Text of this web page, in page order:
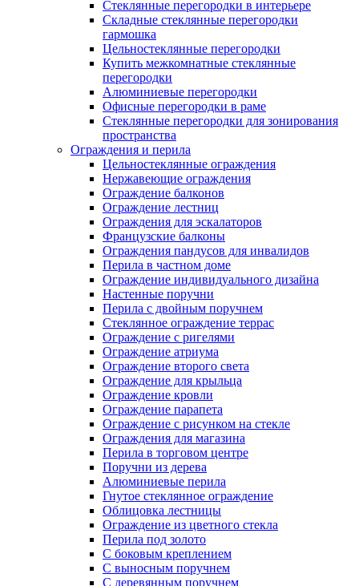
Стеклянные перегородки в интерьере
Складные стеклянные перегородки
гармошка
Цельностеклянные перегородки
Купить межкомнатные стеклянные
перегородки
Алюминиевые перегородки
Офисные перегородки в раме
Стеклянные перегородки для зонирования
пространства
Ограждения и перила
Цельностеклянные ограждения
Нержавеющие ограждения
Ограждение балконов
Ограждение лестниц
Ограждения для эскалаторов
Французские балконы
Ограждения пандусов для инвалидов
Перила в частном доме
Ограждение индивидуального дизайна
Настенные поручни
Перила с двойным поручнем
Стеклянное ограждение террас
Ограждение с ригелями
Ограждение атриума
Ограждение второго света
Ограждение для крыльца
Ограждение кровли
Ограждение парапета
Ограждение с рисунком на стекле
Ограждения для магазина
Перила в торговом центре
Поручни из дерева
Алюминиевые перила
Гнутое стеклянное ограждение
Облицовка лестницы
Ограждение из цветного стекла
Перила под золото
С боковым креплением
С выносным поручнем
С деревянным поручнем